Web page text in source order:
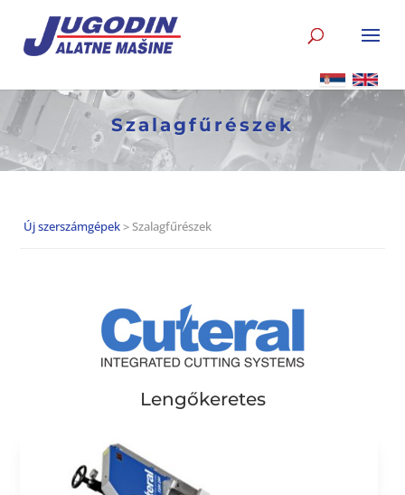
Szalagfűrészek
Új szerszámgépek> Szalagfűrészek
Lengőkeretes